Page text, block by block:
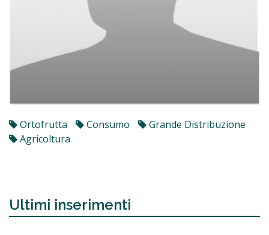
Ortofrutta Consumo
Grande Distribuzione
Agricoltura
Ultimi inserimenti